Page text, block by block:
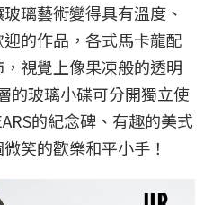
璃藝術變得具有溫度、
的作品，各式馬卡龍配
視覺上像果凍般的透明
的玻璃小碟可分開獨立使
的紀念碑、有趣的美式
笑的歡樂和平小手！